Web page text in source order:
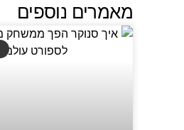
מאמרים נוספים